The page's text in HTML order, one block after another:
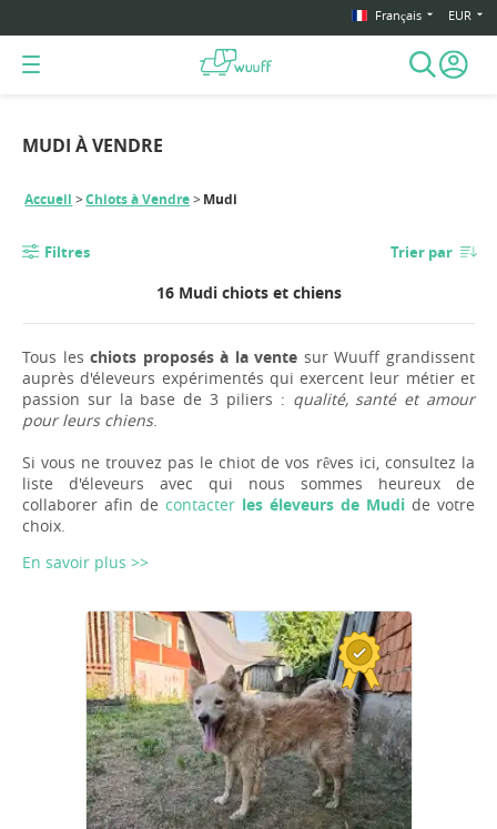
Français EUR
MUDI À VENDRE
Accueil Chiots à Vendre Mudi
Filtres Trier par
16 Mudi chiots et chiens
Tous leschiots proposés à la vente sur Wuuff grandissent
auprès d'éleveurs expérimentés qui exercent leur métier et
passion sur la base de 3 piliers : qualité, santé et amour
pour leurs chiens.
Si vous ne trouvez pas le chiot de vos rêves ici, consultez la
liste d'éleveurs avec qui nous sommes heureux de
collaborer afin de contacter les éleveurs de Mudi de votre
choix.
En savoir plus >>